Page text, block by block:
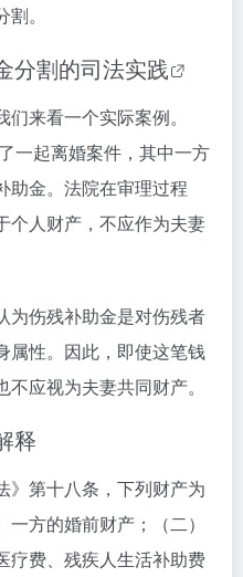
。
分割的司法实践
来看一个实际案例。
一起离婚案件，其中一方
助金。法院在审理过程
个人财产，不应作为夫妻
为伤残补助金是对伤残者
属性。因此，即使这笔钱
应视为夫妻共同财产。
释
》第十八条，下列财产为
方的婚前财产；（二）
疗费、残疾人生活补助费